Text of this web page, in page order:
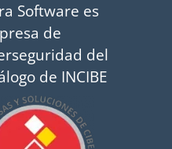
Software es
de
del
de INCIBE